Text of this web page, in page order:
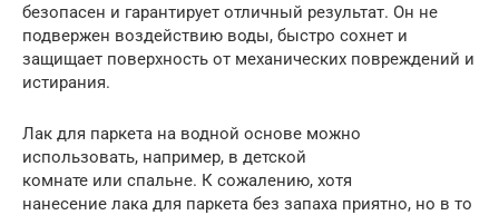
безопасен и гарантирует отличный результат. Он не
подвержен воздействию воды, быстро сохнет и
защищает поверхность от механических повреждений и
истирания.
Лак для паркета на водной основе можно
использовать, например, в детской
комнате или спальне. К сожалению, хотя
нанесение лака для паркета без запаха приятно, но в то